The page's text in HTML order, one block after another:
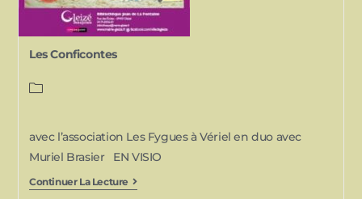
Les Conficontes
avec l’association Les Fygues à Vériel en duo avec
Muriel Brasier EN VISIO
Continuer La Lecture